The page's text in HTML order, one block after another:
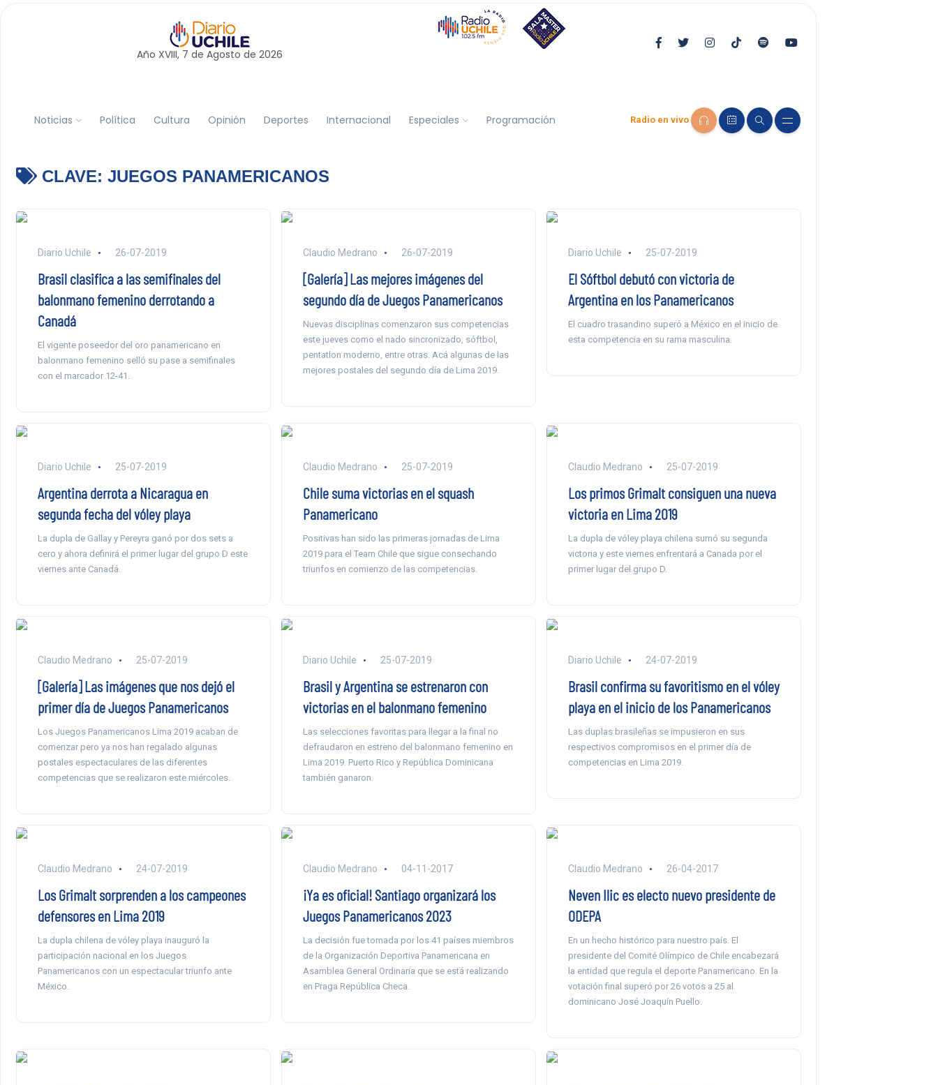
Año XVIII, 7 de Agosto de 2026
Noticias Política Cultura Opinión Deportes Internacional Especiales Programación Radio en vivo
CLAVE: JUEGOS PANAMERICANOS
Diario Uchile 26-07-2019
Brasil clasifica a las semifinales del
balonmano femenino derrotando a
Canadá
El vigente poseedor del oro panamericano en
balonmano femenino selló su pase a semifinales
con el marcador 12-41.
Claudio Medrano 26-07-2019
[Galería] Las mejores imágenes del
segundo día de Juegos Panamericanos
Nuevas disciplinas comenzaron sus competencias
este jueves como el nado sincronizado, sóftbol,
pentatlon moderno, entre otras. Acá algunas de las
mejores postales del segundo día de Lima 2019.
Diario Uchile 25-07-2019
El Sóftbol debutó con victoria de
Argentina en los Panamericanos
El cuadro trasandino superó a México en el inicio de
esta competencia en su rama masculina.
Diario Uchile 25-07-2019
Argentina derrota a Nicaragua en
segunda fecha del vóley playa
La dupla de Gallay y Pereyra ganó por dos sets a
cero y ahora definirá el primer lugar del grupo D este
viernes ante Canadá.
Claudio Medrano 25-07-2019
Chile suma victorias en el squash
Panamericano
Positivas han sido las primeras jornadas de Lima
2019 para el Team Chile que sigue consechando
triunfos en comienzo de las competencias.
Claudio Medrano 25-07-2019
Los primos Grimalt consiguen una nueva
victoria en Lima 2019
La dupla de vóley playa chilena sumó su segunda
victoria y este viernes enfrentará a Canada por el
primer lugar del grupo D.
Claudio Medrano 25-07-2019
[Galería] Las imágenes que nos dejó el
primer día de Juegos Panamericanos
Los Juegos Panamericanos Lima 2019 acaban de
comenzar pero ya nos han regalado algunas
postales espectaculares de las diferentes
competencias que se realizaron este miércoles.
Diario Uchile 25-07-2019
Brasil y Argentina se estrenaron con
victorias en el balonmano femenino
Las selecciones favoritas para llegar a la final no
defraudaron en estreno del balonmano femenino en
Lima 2019. Puerto Rico y República Dominicana
también ganaron.
Diario Uchile 24-07-2019
Brasil confirma su favoritismo en el vóley
playa en el inicio de los Panamericanos
Las duplas brasileñas se impusieron en sus
respectivos compromisos en el primer día de
competencias en Lima 2019.
Claudio Medrano 24-07-2019
Los Grimalt sorprenden a los campeones
defensores en Lima 2019
La dupla chilena de vóley playa inauguró la
participación nacional en los Juegos
Panamericanos con un espectacular triunfo ante
México.
Claudio Medrano 04-11-2017
¡Ya es oficial! Santiago organizará los
Juegos Panamericanos 2023
La decisión fue tomada por los 41 países miembros
de la Organización Deportiva Panamericana en
Asamblea General Ordinaria que se está realizando
en Praga República Checa.
Claudio Medrano 26-04-2017
Neven Ilic es electo nuevo presidente de
ODEPA
En un hecho histórico para nuestro país. El
presidente del Comité Olímpico de Chile encabezará
la entidad que regula el deporte Panamericano. En la
votación final superó por 26 votos a 25 al
dominicano José Joaquín Puello.